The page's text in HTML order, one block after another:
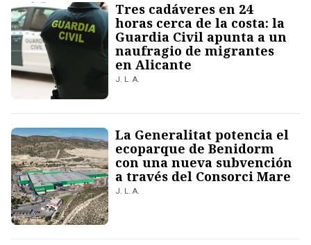
Tres cadáveres en 24
horas cerca de la costa: la
Guardia Civil apunta a un
naufragio de migrantes
en Alicante
J. L. A.
La Generalitat potencia el
ecoparque de Benidorm
con una nueva subvención
a través del Consorci Mare
J. L. A.